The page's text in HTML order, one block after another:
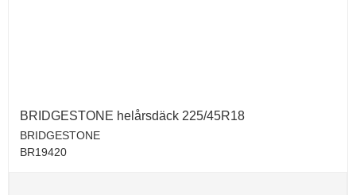
BRIDGESTONE helårsdäck 225/45R18
BRIDGESTONE
BR19420